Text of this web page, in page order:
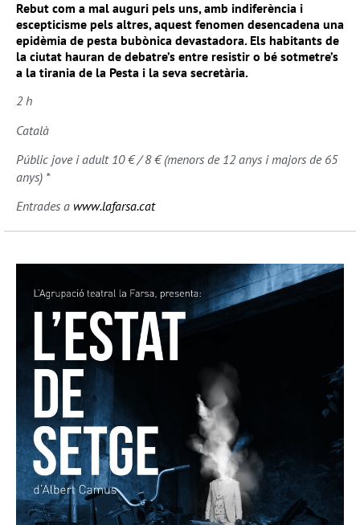
Rebut com a mal auguri pels uns, amb indiferència i
escepticisme pels altres, aquest fenomen desencadena una
epidèmia de pesta bubònica devastadora. Els habitants de
la ciutat hauran de debatre’s entre resistir o bé sotmetre’s
a la tirania de la Pesta i la seva secretària.
2 h
Català
Públic jove i adult 10 € / 8 € (menors de 12 anys i majors de 65
anys) *
Entrades a www.lafarsa.cat